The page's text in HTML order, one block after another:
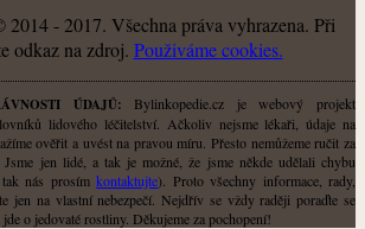
- 2017. Všechna práva vyhrazena. Při
odkaz na zdroj. Použiváme cookies.
ÚDAJŮ: Bylinkopedie.cz je webový projekt
lidového léčitelství. Ačkoliv nejsme lékaři, údaje na
ověřit a uvést na pravou míru. Přesto nemůžeme ručit za
jen lidé, a tak je možné, že jsme někde udělali chybu
tak nás prosímkontaktujte). Proto všechny informace, rady,
jen na vlastní nebezpečí. Nejdřív se vždy raději poraďte se
o jedovaté rostliny. Děkujeme za pochopení!